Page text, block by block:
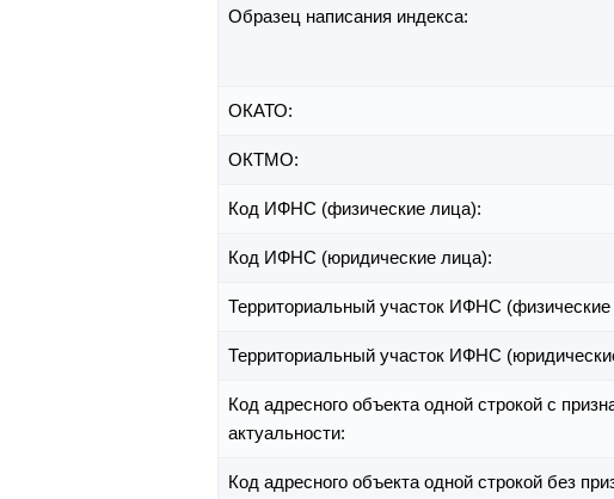
Образец написания индекса:
ОКАТО:
ОКТМО:
Код ИФНС (физические лица):
Код ИФНС (юридические лица):
Территориальный участок ИФНС (физические
Территориальный участок ИФНС
Код адресного объекта одной строкой с
актуальности:
Код адресного объекта одной строкой без